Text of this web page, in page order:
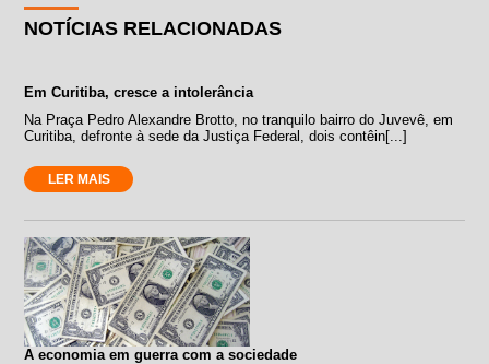
NOTÍCIAS RELACIONADAS
Em Curitiba, cresce a intolerância
Na Praça Pedro Alexandre Brotto, no tranquilo bairro do Juvevê, em
Curitiba, defronte à sede da Justiça Federal, dois contêin[...]
LER MAIS
A economia em guerra com a sociedade